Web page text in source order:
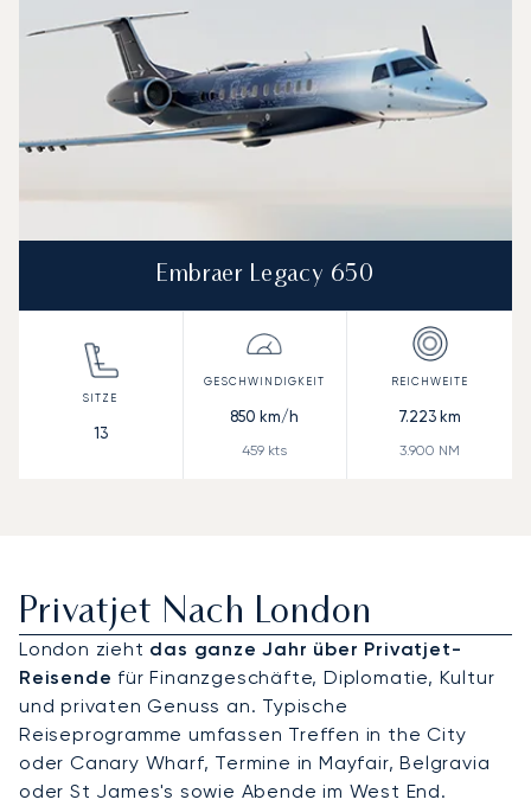
Embraer Legacy 650
13
850 km/h
459 kts
7.223 km
3.900 NM
Privatjet Nach London
London zieht das ganze Jahr über Privatjet-
Reisende für Finanzgeschäfte, Diplomatie, Kultur
und privaten Genuss an. Typische
Reiseprogramme umfassen Treffen in the City
oder Canary Wharf, Termine in Mayfair, Belgravia
oder St James's sowie Abende im West End.